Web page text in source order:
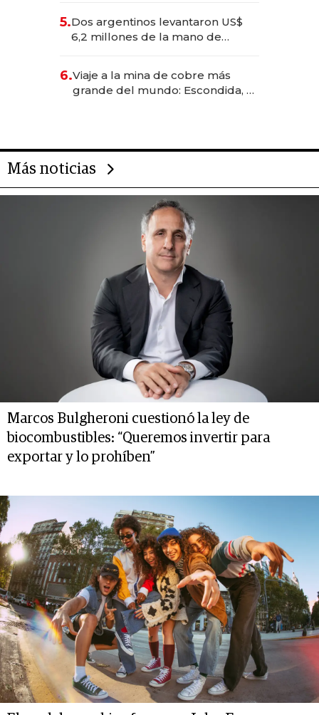
transformadoras
5.Dos argentinos levantaron US$
6,2 millones de la mano de
6.Viaje a la mina de cobre más
grande del mundo: Escondida, el
Más noticias
Marcos Bulgheroni cuestionó la ley de
biocombustibles: “Queremos invertir para
exportar y lo prohíben”